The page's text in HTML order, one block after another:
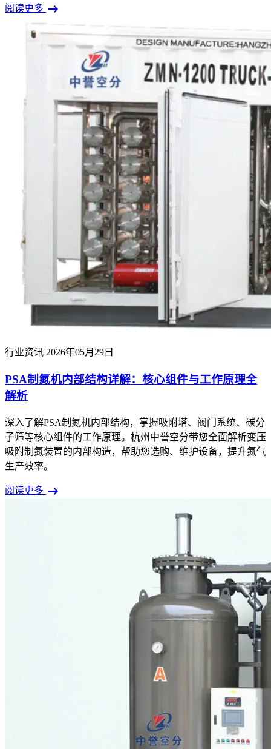
阅读更多 arrow_right_alt
行业资讯 2026年05月29日
PSA制氮机内部结构详解：核心组件与工作原理全
解析
深入了解PSA制氮机内部结构，掌握吸附塔、阀门系统、碳分
子筛等核心组件的工作原理。杭州中誉空分带您全面解析变压
吸附制氮装置的内部构造，帮助您选购、维护设备，提升氮气
生产效率。
阅读更多 arrow_right_alt